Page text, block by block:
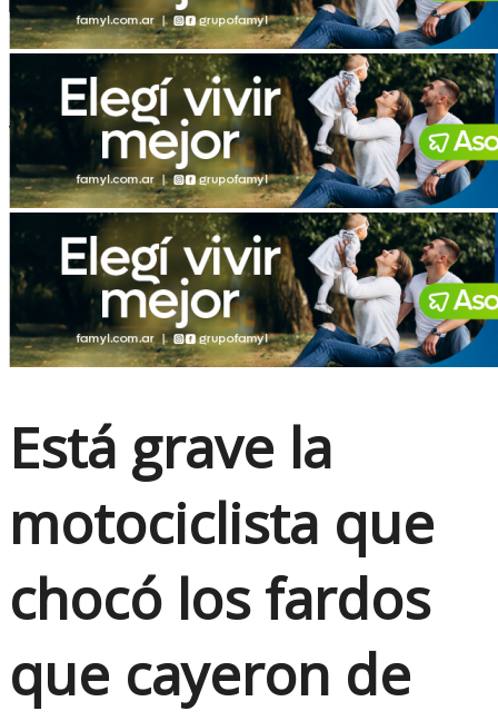
No Result
View All Result
Está grave la
motociclista que
chocó los fardos
que cayeron de